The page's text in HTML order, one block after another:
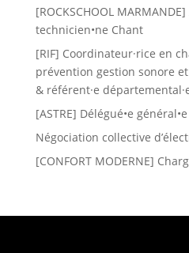
[ROCKSCHOOL
technicien•ne Chant
[RIF] Coordinateur·rice en
prévention gestion sonore
& référent·e
[ASTRE] Délégué•e général•e
Négociation collective
[CONFORT MODERNE]